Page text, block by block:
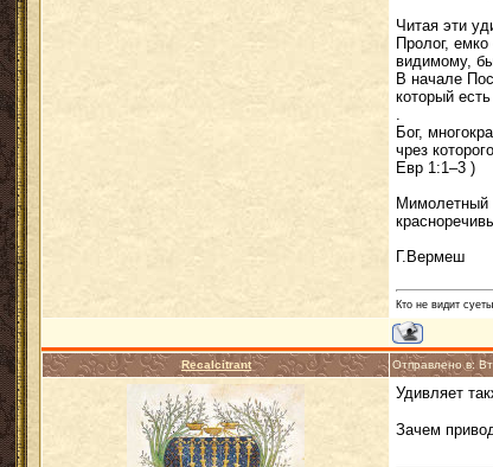
Читая эти
Пролог,
видимому,
В начале
который
Бог,
чрез
Евр 1:1–3 )
Мимолетный
Г.Вермеш
Кто не видит
Recalcitrant Отправлено в:
Удивляет
Зачем